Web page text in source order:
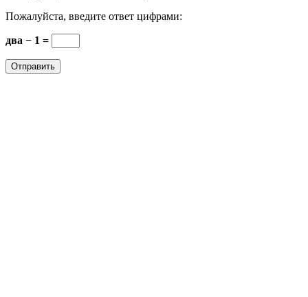
Пожалуйста, введите ответ цифрами:
два − 1 =